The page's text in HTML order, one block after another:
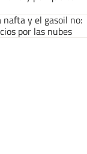
nafta y el gasoil no:
por las nubes